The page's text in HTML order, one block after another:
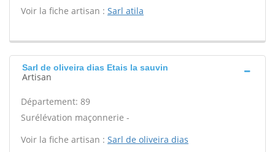
Voir la fiche artisan : Sarl atila
Sarl de oliveira dias Etais la sauvin
Artisan
Département: 89
Surélévation maçonnerie -
Voir la fiche artisan : Sarl de oliveira dias